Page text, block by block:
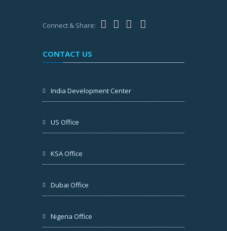
Connect & Share:
CONTACT US
India Development Center
US Office
KSA Office
Dubai Office
Nigeria Office